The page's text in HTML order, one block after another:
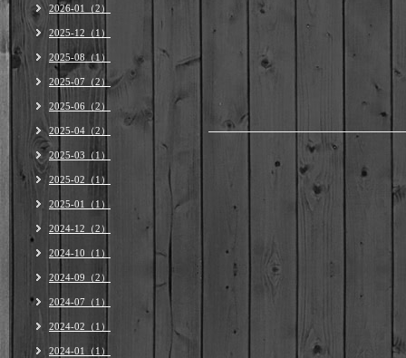
2026-01（2）
2025-12（1）
2025-08（1）
2025-07（2）
2025-06（2）
2025-04（2）
2025-03（1）
2025-02（1）
2025-01（1）
2024-12（2）
2024-10（1）
2024-09（2）
2024-07（1）
2024-02（1）
2024-01（1）